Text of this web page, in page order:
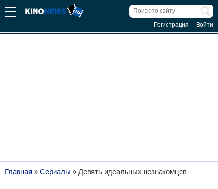
Регистрация Войти
Главная » Сериалы » Девять идеальных незнакомцев